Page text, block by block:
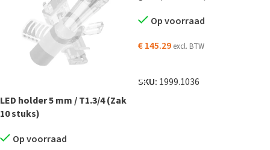
LED holder 5 mm / T1.3/4 (Zak
10 stuks)
Op voorraad
Op voorraad
€145.29 excl. BTW
SKU: 1999.1036